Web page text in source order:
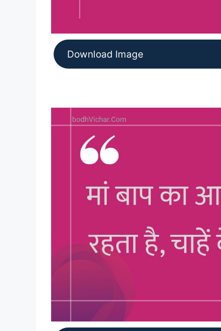
Download Image